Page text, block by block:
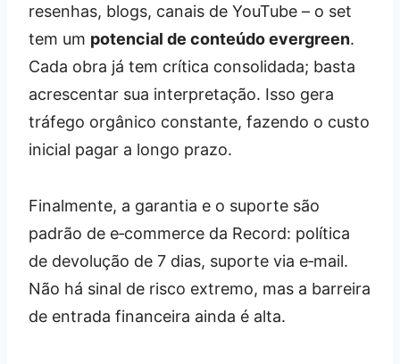
resenhas, blogs, canais de YouTube – o set
tem um potencial de conteúdo evergreen.
Cada obra já tem crítica consolidada; basta
acrescentar sua interpretação. Isso gera
tráfego orgânico constante, fazendo o custo
inicial pagar a longo prazo.
Finalmente, a garantia e o suporte são
padrão de e‑commerce da Record: política
de devolução de 7 dias, suporte via e‑mail.
Não há sinal de risco extremo, mas a barreira
de entrada financeira ainda é alta.